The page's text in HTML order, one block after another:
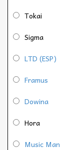
Tokai
Sigma
LTD (ESP)
Framus
Dowina
Hora
Music Man